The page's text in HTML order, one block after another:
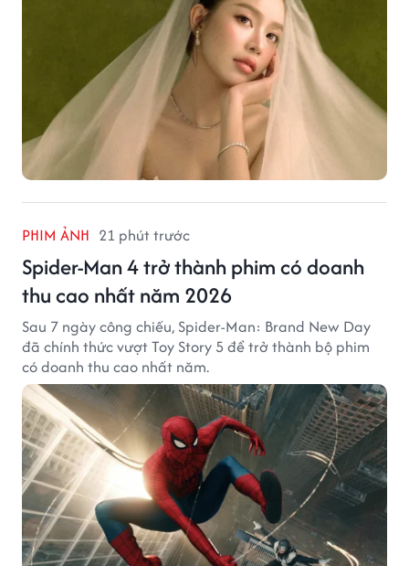
PHIM ẢNH 21 phút trước
Spider-Man 4 trở thành phim có doanh
thu cao nhất năm 2026
Sau 7 ngày công chiếu, Spider-Man: Brand New Day
đã chính thức vượt Toy Story 5 để trở thành bộ phim
có doanh thu cao nhất năm.